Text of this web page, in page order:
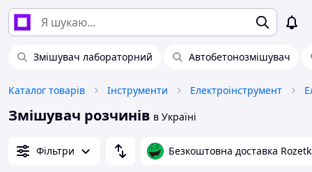
Змішувач лабораторний Автобетонозмішувач
Каталог товарів Інструменти Електроінструмент
Змішувач розчинів в Україні
Фільтри Безкоштовна доставка